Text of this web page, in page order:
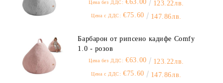
Цена без ДДС: €63.00 123.22лв.
Цена с ДДС: €75.60 147.86лв.
Барбарон от рипсено кадифе Comfy
1.0 - розов
Цена без ДДС: €63.00 123.22лв.
Цена с ДДС: €75.60 147.86лв.